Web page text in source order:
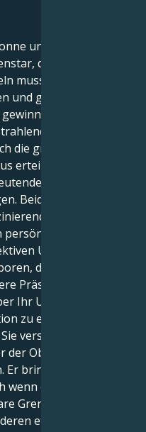
und einem Uranus
der sich in einen
muss. Es liegt in
und glänzen wollen;
und eine Art
Mittelpunkt
die große Lektion
erteilt, besteht darin,
Veränderungen
Beide Elemente
Hin und Her
Ruhm
Untersuchung.
der Star der
Präsenz, die von
Ihr Uranus in
zu erteilen: Wahrer
versuchen, sich den
Oberfläche Ihres
bringt Sie dazu, für
es sich
Grenzen zu setzen,
etwas zu geben